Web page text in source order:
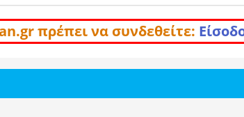
πρέπει να συνδεθείτε: